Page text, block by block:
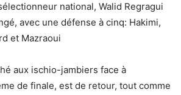
national, Walid Regragui
avec une défense à cinq: Hakimi,
et Mazraoui
aux ischio-jambiers face à
de finale, est de retour, tout comme